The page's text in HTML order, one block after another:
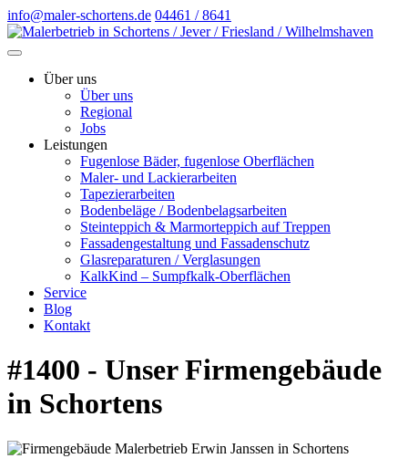
info@maler-schortens.de 04461 / 8641
Über uns
Über uns
Regional
Jobs
Leistungen
Fugenlose Bäder, fugenlose Oberflächen
Maler- und Lackierarbeiten
Tapezierarbeiten
Bodenbeläge / Bodenbelagsarbeiten
Steinteppich & Marmorteppich auf Treppen
Fassadengestaltung und Fassadenschutz
Glasreparaturen / Verglasungen
KalkKind – Sumpfkalk-Oberflächen
Service
Blog
Kontakt
#1400 - Unser Firmengebäude
in Schortens